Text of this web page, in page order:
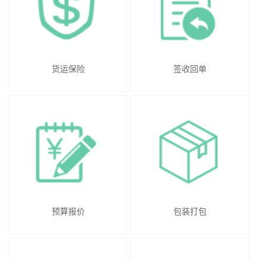
货运保险 签收回单
预算报价 包装打包